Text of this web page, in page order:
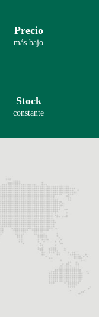
Precio
más bajo
Stock
constante